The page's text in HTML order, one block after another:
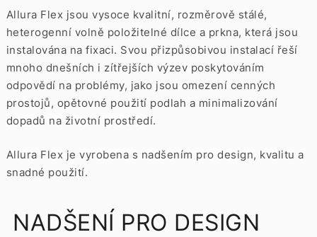
Allura Flex jsou vysoce kvalitní, rozměrově stálé,
heterogenní volně položitelné dílce a prkna, která jsou
instalována na fixaci. Svou přizpůsobivou instalací řeší
mnoho dnešních i zítřejších výzev poskytováním
odpovědí na problémy, jako jsou omezení cenných
prostojů, opětovné použití podlah a minimalizování
dopadů na životní prostředí.
Allura Flex je vyrobena s nadšením pro design, kvalitu a
snadné použití.
NADŠENÍ PRO DESIGN